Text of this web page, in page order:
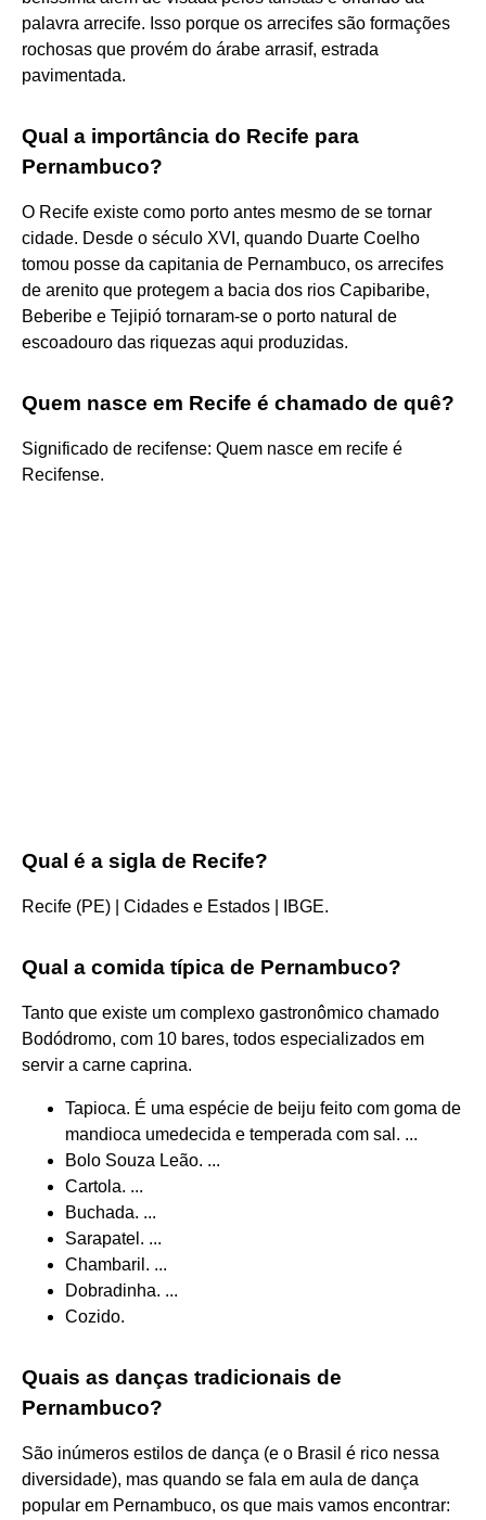
palavra arrecife. Isso porque os arrecifes são formações
rochosas que provém do árabe arrasif, estrada
pavimentada.
Qual a importância do Recife para
Pernambuco?
O Recife existe como porto antes mesmo de se tornar
cidade. Desde o século XVI, quando Duarte Coelho
tomou posse da capitania de Pernambuco, os arrecifes
de arenito que protegem a bacia dos rios Capibaribe,
Beberibe e Tejipió tornaram-se o porto natural de
escoadouro das riquezas aqui produzidas.
Quem nasce em Recife é chamado de quê?
Significado de recifense: Quem nasce em recife é
Recifense.
Qual é a sigla de Recife?
Recife (PE) | Cidades e Estados | IBGE.
Qual a comida típica de Pernambuco?
Tanto que existe um complexo gastronômico chamado
Bodódromo, com 10 bares, todos especializados em
servir a carne caprina.
Tapioca. É uma espécie de beiju feito com goma de
mandioca umedecida e temperada com sal. ...
Bolo Souza Leão. ...
Cartola. ...
Buchada. ...
Sarapatel. ...
Chambaril. ...
Dobradinha. ...
Cozido.
Quais as danças tradicionais de
Pernambuco?
São inúmeros estilos de dança (e o Brasil é rico nessa
diversidade), mas quando se fala em aula de dança
popular em Pernambuco, os que mais vamos encontrar: